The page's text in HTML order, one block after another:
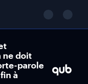
ne doit
parole
à